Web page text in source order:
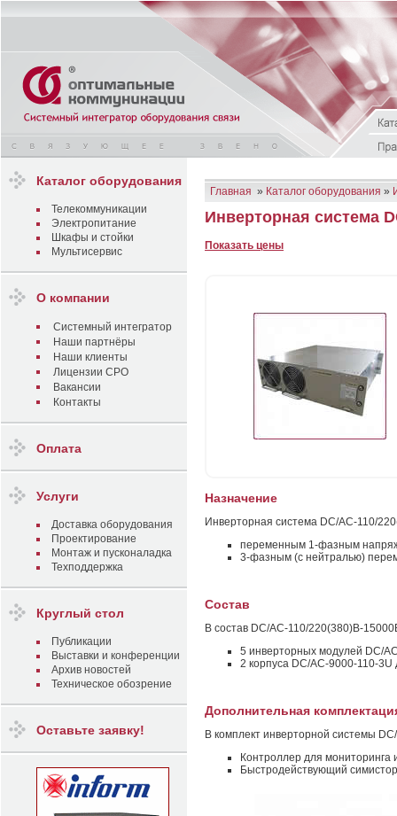
Каталог оборудования
Телекоммуникации
Электропитание
Шкафы и стойки
Мультисервис
О компании
Системный интегратор
Наши партнёры
Наши клиенты
Лицензии СРО
Вакансии
Контакты
Оплата
Услуги
Доставка оборудования
Проектирование
Монтаж и пусконаладка
Техподдержка
Круглый стол
Публикации
Выставки и конференции
Архив новостей
Техническое обозрение
Оставьте заявку!
Главная » Каталог оборудования »
Инверторная система
Показать цены
Назначение
Инверторная система DC/AC-110/
переменным 1-фазным
3-фазным (с нейтралью)
Состав
В состав DC/AC-110/220(380)B-
5 инверторных модулей DC/
2 корпуса DC/AC-9000-110-
Дополнительная
В комплект инверторной системы
Контроллер для мониторинга
Быстродействующий